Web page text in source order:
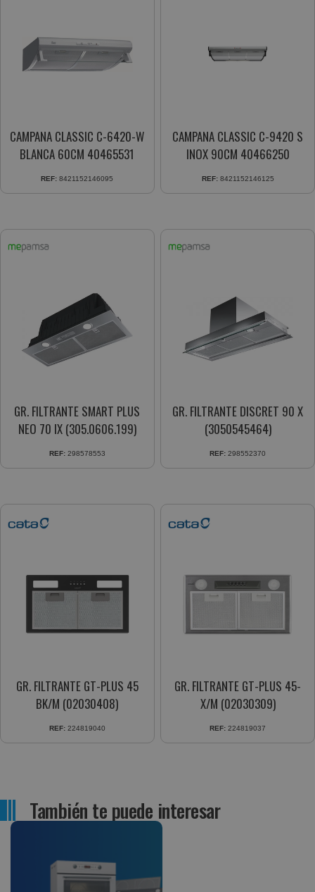
CAMPANA CLASSIC C-6420-W
BLANCA 60CM 40465531
REF: 8421152146095
CAMPANA CLASSIC C-9420 S
INOX 90CM 40466250
REF: 8421152146125
GR. FILTRANTE SMART PLUS
NEO 70 IX (305.0606.199)
REF: 298578553
GR. FILTRANTE DISCRET 90 X
(3050545464)
REF: 298552370
GR. FILTRANTE GT-PLUS 45
BK/M (02030408)
REF: 224819040
GR. FILTRANTE GT-PLUS 45-
X/M (02030309)
REF: 224819037
También te puede interesar